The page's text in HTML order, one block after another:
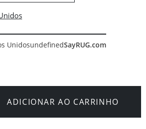
UnidosundefinedSayRUG.com
ADICIONAR AO CARRINHO